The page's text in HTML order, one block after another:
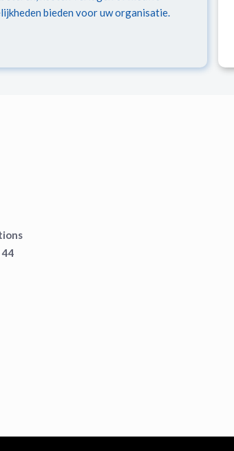
bieden voor uw organisatie.
44